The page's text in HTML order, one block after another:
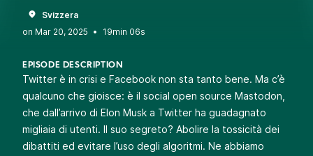
Svizzera
•
19min 06s
EPISODE DESCRIPTION
Twitter è in crisi e Facebook non sta tanto bene. Ma c’è
qualcuno che gioisce: è il social open source Mastodon
che dall’arrivo di Elon Musk a Twitter ha guadagnato
migliaia di utenti. Il suo segreto? Abolire la tossicità dei
dibattiti ed evitare l’uso degli algoritmi. Ne abbiamo